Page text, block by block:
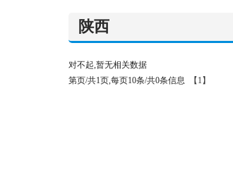
陕西
对不起,暂无相关数据
第页/共1页,每页10条/共0条信息
【1】